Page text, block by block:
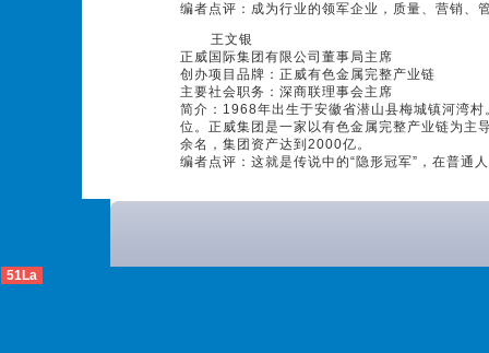
编者点评：成为行业的领军企业，质量、营销、
王文银
正威国际集团有限公司董事局主席
创办项目品牌：正威有色金属完整产业链
主要社会职务：深商联理事会主席
简介：1968年出生于安徽省潜山县梅城镇河湾
位。正威集团是一家以有色金属完整产业链为
余名，集团资产达到2000亿。
编者点评：这就是传说中的“隐形冠军”，在普通
51La